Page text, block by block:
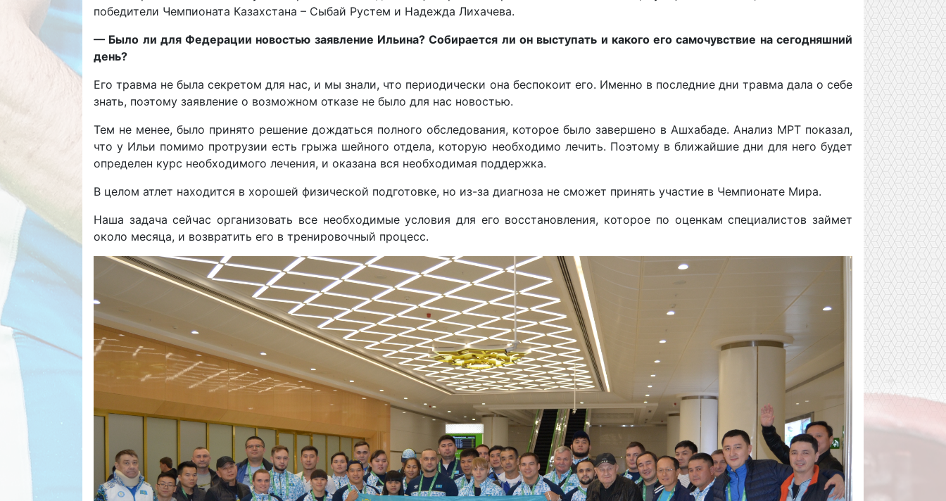
победители Чемпионата Казахстана – Сыбай Рустем и Надежда Лихачева.
— Было ли для Федерации новостью заявление Ильина? Собирается ли он выступать и какого его самочувствие на сегодняшний
день?
Его травма не была секретом для нас, и мы знали, что периодически она беспокоит его. Именно в последние дни травма дала о себе
знать, поэтому заявление о возможном отказе не было для нас новостью.
Тем не менее, было принято решение дождаться полного обследования, которое было завершено в Ашхабаде. Анализ МРТ показал,
что у Ильи помимо протрузии есть грыжа шейного отдела, которую необходимо лечить. Поэтому в ближайшие дни для него будет
определен курс необходимого лечения, и оказана вся необходимая поддержка.
В целом атлет находится в хорошей физической подготовке, но из-за диагноза не сможет принять участие в Чемпионате Мира.
Наша задача сейчас организовать все необходимые условия для его восстановления, которое по оценкам специалистов займет
около месяца, и возвратить его в тренировочный процесс.